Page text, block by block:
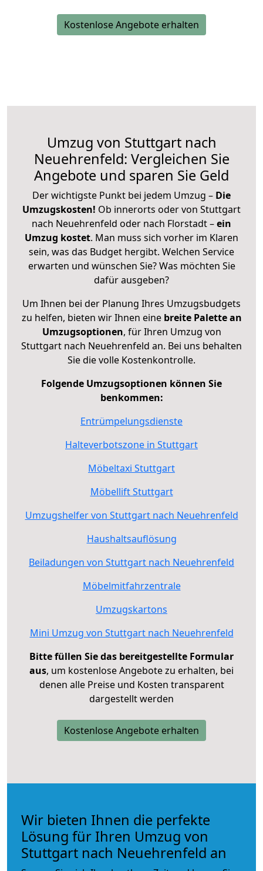
Kostenlose Angebote erhalten
Umzug von Stuttgart nach
Neuehrenfeld: Vergleichen Sie
Angebote und sparen Sie Geld
Der wichtigste Punkt bei jedem Umzug – Die
Umzugskosten! Ob innerorts oder von Stuttgart
nach Neuehrenfeld oder nach Florstadt –ein
Umzug kostet. Man muss sich vorher im Klaren
sein, was das Budget hergibt. Welchen Service
erwarten und wünschen Sie? Was möchten Sie
dafür ausgeben?
Um Ihnen bei der Planung Ihres Umzugsbudgets
zu helfen, bieten wir Ihnen eine breite Palette an
Umzugsoptionen, für Ihren Umzug von
Stuttgart nach Neuehrenfeld an. Bei uns behalten
Sie die volle Kostenkontrolle.
Folgende Umzugsoptionen können Sie
benkommen:
Entrümpelungsdienste
Halteverbotszone in Stuttgart
Möbeltaxi Stuttgart
Möbellift Stuttgart
Umzugshelfer von Stuttgart nach Neuehrenfeld
Haushaltsauflösung
Beiladungen von Stuttgart nach Neuehrenfeld
Möbelmitfahrzentrale
Umzugskartons
Mini Umzug von Stuttgart nach Neuehrenfeld
Bitte füllen Sie das bereitgestellte Formular
aus, um kostenlose Angebote zu erhalten, bei
denen alle Preise und Kosten transparent
dargestellt werden
Kostenlose Angebote erhalten
Wir bieten Ihnen die perfekte
Lösung für Ihren Umzug von
Stuttgart nach Neuehrenfeld an